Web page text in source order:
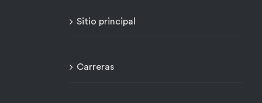
Sitio principal
Carreras